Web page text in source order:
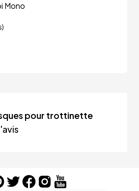
Mono
pour trottinette